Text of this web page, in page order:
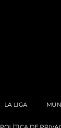
LA LIGA